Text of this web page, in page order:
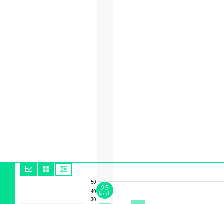
50
40
30
25
km/h